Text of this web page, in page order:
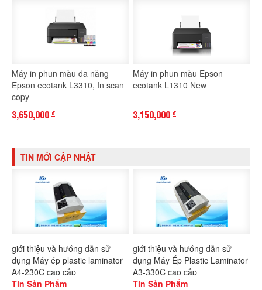
Máy in phun màu đa năng
Epson ecotank L3310, In scan
copy
3,650,000 đ
Máy in phun màu Epson
ecotank L1310 New
3,150,000 đ
TIN MỚI CẬP NHẬT
giới thiệu và hướng dẫn sử
dụng Máy ép plastic laminator
A4-230C cao cấp
Tin Sản Phẩm
giới thiệu và hướng dẫn sử
dụng Máy Ép Plastic Laminator
A3-330C cao cấp
Tin Sản Phẩm